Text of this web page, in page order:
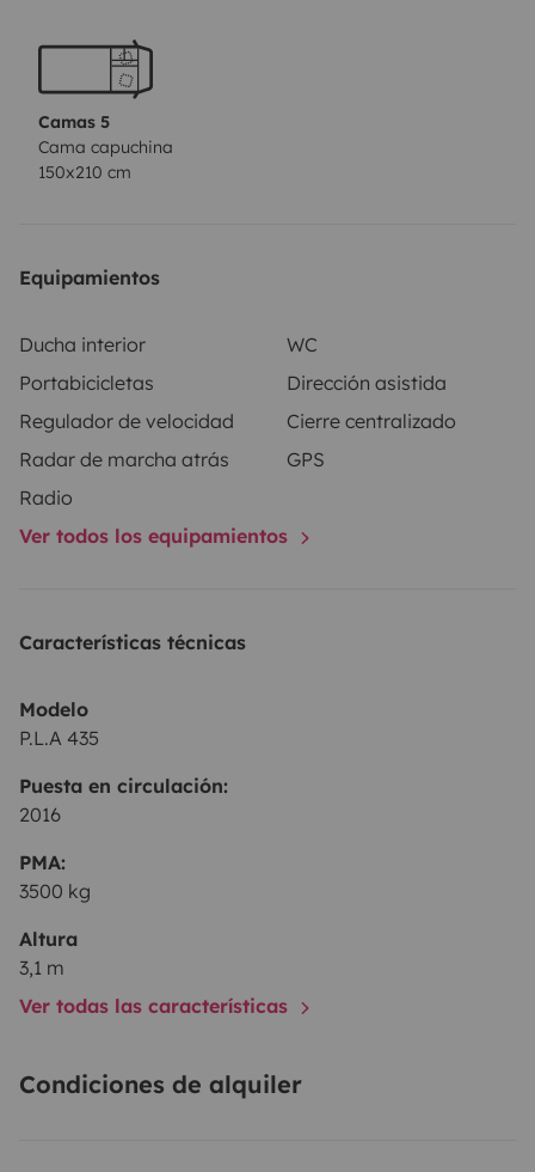
Camas 5
Cama capuchina
150x210 cm
Equipamientos
Ducha interior
WC
Portabicicletas
Dirección asistida
Regulador de velocidad
Cierre centralizado
Radar de marcha atrás
GPS
Radio
Ver todos los equipamientos
Características técnicas
Modelo
P.L.A 435
Puesta en circulación:
2016
PMA:
3500 kg
Altura
3,1 m
Ver todas las características
Condiciones de alquiler